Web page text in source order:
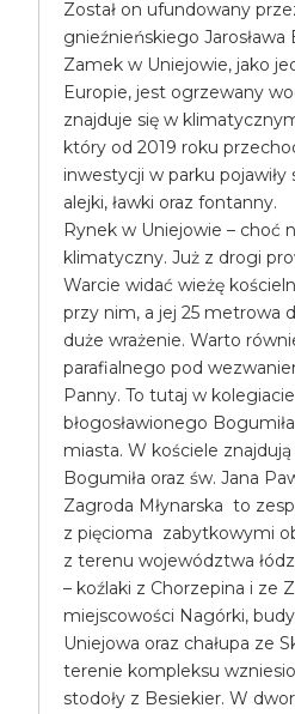
Został on ufundowany
gnieźnieńskiego
Zamek w Uniejowie, jako
Europie, jest ogrzewany
znajduje się w
który od 2019 roku
inwestycji w parku
alejki, ławki oraz fontanny.
Rynek w Uniejowie – choć
klimatyczny. Już z drogi
Warcie widać wieżę
przy nim, a jej 25 metrowa
duże wrażenie. Warto
parafialnego pod
Panny. To tutaj w
błogosławionego
miasta. W kościele znajdują
Bogumiła oraz św. Jana
Zagroda Młynarska to
z pięcioma zabytkowymi
z terenu województwa
– koźlaki z Chorzepina i ze
miejscowości Nagórki,
Uniejowa oraz chałupa ze
terenie kompleksu
stodoły z Besiekier. W